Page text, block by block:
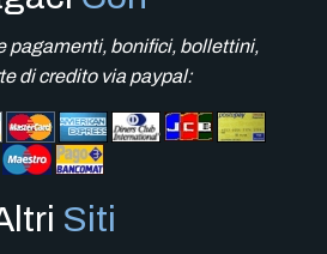
pagamenti, bonifici, bollettini,
di credito via paypal:
Siti